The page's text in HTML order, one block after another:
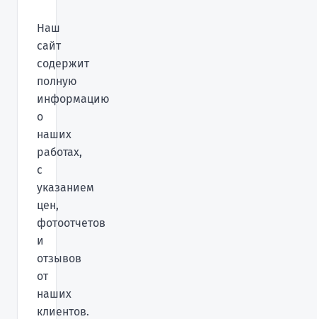
Наш
сайт
содержит
полную
информацию
о
наших
работах,
с
указанием
цен,
фотоотчетов
и
отзывов
от
наших
клиентов.